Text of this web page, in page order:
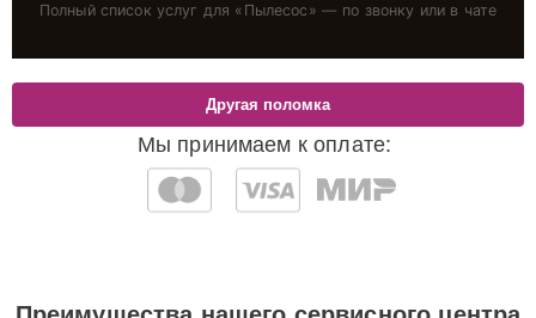
Полный список услуг для « Пылесос » — по звонку или в чате
Мы принимаем к оплате:
Другая поломка